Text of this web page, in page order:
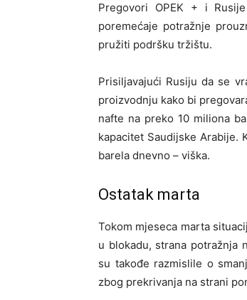
Pregovori OPEK + i
poremećaje potražnje
pružiti podršku tržištu.
Prisiljavajući Rusiju da se
proizvodnju kako bi
nafte na preko 10 miliona
kapacitet Saudijske Arabije.
barela dnevno – viška.
Ostatak marta
Tokom mjeseca marta
u blokadu, strana potražnja
su takođe razmislile o
zbog prekrivanja na strani